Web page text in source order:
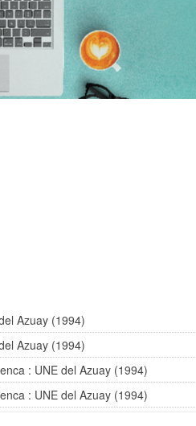
Azuay (1994)
Azuay (1994)
: UNE del Azuay (1994)
: UNE del Azuay (1994)